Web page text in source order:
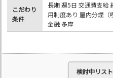
こだわり
条件
長期 週5日 交通費支給
用制度あり 屋内分煙（
金融 多摩
検討中リス